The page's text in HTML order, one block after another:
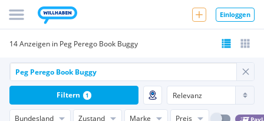
Einloggen
14 Anzeigen in Peg Perego Book Buggy
Bundesland Zustand Marke Preis
Filtern 1